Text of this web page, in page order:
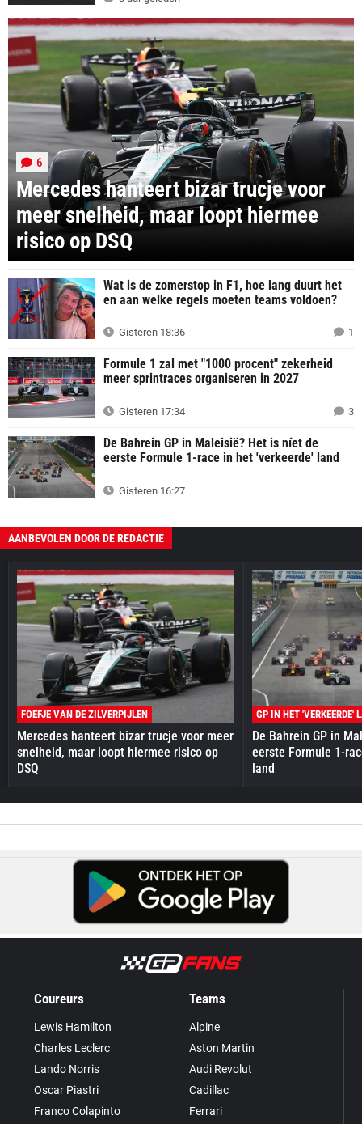
Mercedes hanteert bizar trucje voor
meer snelheid, maar loopt hiermee
risico op DSQ
6
Wat is de zomerstop in F1, hoe lang duurt het
en aan welke regels moeten teams voldoen?
Gisteren 18:36 1
Formule 1 zal met "1000 procent" zekerheid
meer sprintraces organiseren in 2027
Gisteren 17:34 3
De Bahrein GP in Maleisië? Het is níet de
eerste Formule 1-race in het 'verkeerde' land
Gisteren 16:27
AANBEVOLEN DOOR DE REDACTIE
FOEFJE VAN DE ZILVERPIJLEN
Mercedes hanteert bizar trucje voor meer
snelheid, maar loopt hiermee risico op
DSQ
GP IN HET 'VERKEERDE'
De Bahrein GP in
eerste Formule 1-
land
Coureurs
Lewis Hamilton
Charles Leclerc
Lando Norris
Oscar Piastri
Franco Colapinto
Teams
Alpine
Aston Martin
Audi Revolut
Cadillac
Ferrari